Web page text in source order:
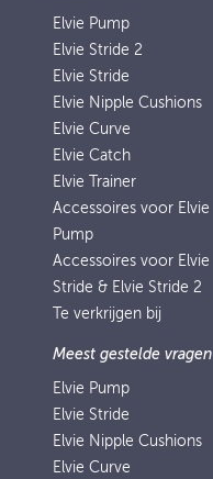
Elvie Pump
Elvie Stride 2
Elvie Stride
Elvie Nipple Cushions
Elvie Curve
Elvie Catch
Elvie Trainer
Accessoires voor Elvie
Pump
Accessoires voor Elvie
Stride & Elvie Stride 2
Te verkrijgen bij
Meest gestelde vragen
Elvie Pump
Elvie Stride
Elvie Nipple Cushions
Elvie Curve